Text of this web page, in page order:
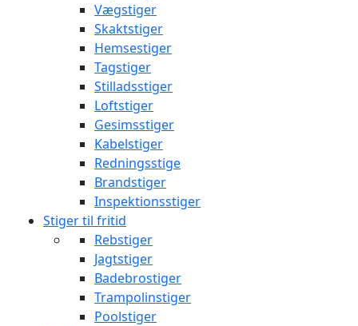
Vægstiger
Skaktstiger
Hemsestiger
Tagstiger
Stilladsstiger
Loftstiger
Gesimsstiger
Kabelstiger
Redningsstige
Brandstiger
Inspektionsstiger
Stiger til fritid
Rebstiger
Jagtstiger
Badebrostiger
Trampolinstiger
Poolstiger